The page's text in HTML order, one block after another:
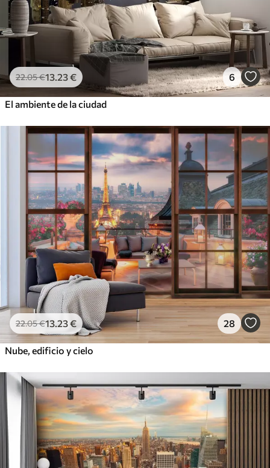
22.05€13 .23€ 6
El ambiente de la ciudad
22.05€13.23€ 28
Nube, edificio y cielo